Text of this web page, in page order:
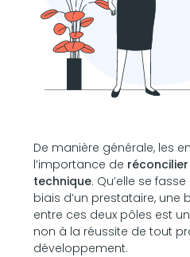
De manière générale, les
l’importance de
technique. Qu’elle se
biais d’un prestataire,
entre ces deux pôles est
non à la réussite de tout
développement.